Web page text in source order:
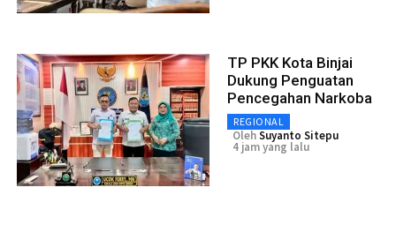
TP PKK Kota Binjai
Dukung Penguatan
Pencegahan Narkoba
REGIONAL
OlehSuyanto Sitepu
4 jam yang lalu